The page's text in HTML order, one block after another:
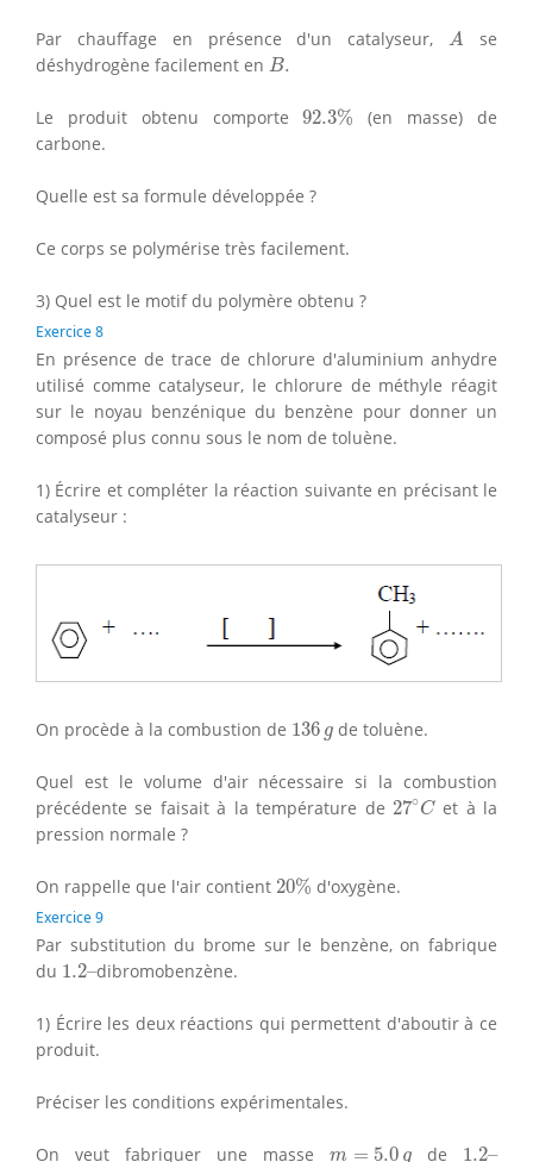
Par chauffage en présence d'un catalyseur,A
A
se
déshydrogène facilement en B.
B.
Le produit obtenu comporte92.3%
92.3%
(en masse) de
carbone.
Quelle est sa formule développée ?
Ce corps se polymérise très facilement.
3) Quel est le motif du polymère obtenu ?
Exercice 8
En présence de trace de chlorure d'aluminium anhydre
utilisé comme catalyseur, le chlorure de méthyle réagit
sur le noyau benzénique du benzène pour donner un
composé plus connu sous le nom de toluène.
1) Écrire et compléter la réaction suivante en précisant le
catalyseur :
On procède à la combustion de 136 g
136gde toluène.
Quel est le volume d'air nécessaire si la combustion
précédente se faisait à la température de 27∘C
27∘Cet à la
pression normale ?
On rappelle que l'air contient 20%
20% d'oxygène.
Exercice 9
Par substitution du brome sur le benzène, on fabrique
du 1.2–
1.2 –
dibromobenzène.
1) Écrire les deux réactions qui permettent d'aboutir à ce
produit.
Préciser les conditions expérimentales.
On veut fabriquer une masse m = 5.0 g
m =5.0g de 1.2–
1.2